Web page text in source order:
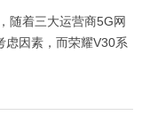
随着三大运营商5G网
虑因素，而荣耀V30系